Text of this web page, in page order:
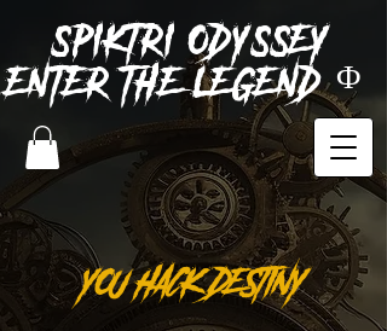
SPIKTRIODYSSEY
ENTER THE LEGEND Φ
YOU HACK DESTINY